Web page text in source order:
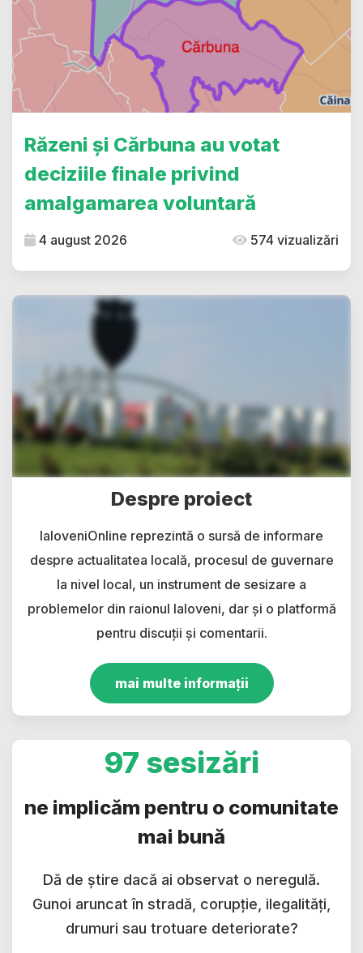
Răzeni și Cărbuna au votat
deciziile finale privind
amalgamarea voluntară
4 august 2026 574 vizualizări
Despre proiect
IaloveniOnline reprezintă o sursă de informare
despre actualitatea locală, procesul de guvernare
la nivel local, un instrument de sesizare a
problemelor din raionul Ialoveni, dar și o platformă
pentru discuții și comentarii.
mai multe informații
97 sesizări
ne implicăm pentru o comunitate
mai bună
Dă de știre dacă ai observat o neregulă.
Gunoi aruncat în stradă, corupție, ilegalități,
drumuri sau trotuare deteriorate?